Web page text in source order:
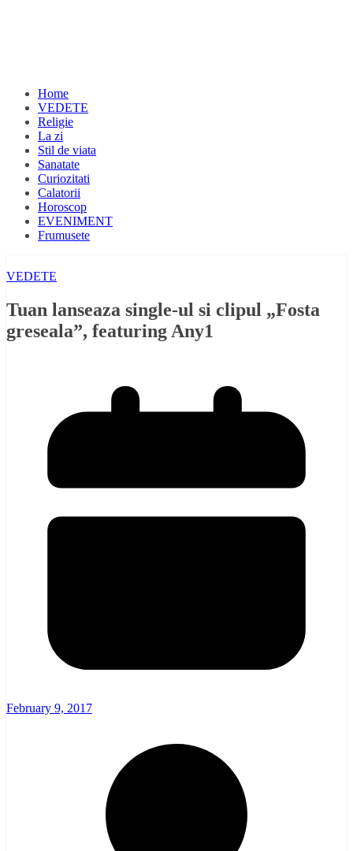
Home
VEDETE
Religie
La zi
Stil de viata
Sanatate
Curiozitati
Calatorii
Horoscop
EVENIMENT
Frumusete
VEDETE
Tuan lanseaza single-ul si clipul „Fosta
greseala”, featuring Any1
February 9, 2017